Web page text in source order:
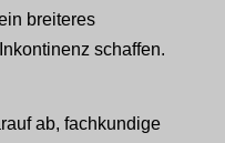
breiteres
schaffen.
ab, fachkundige